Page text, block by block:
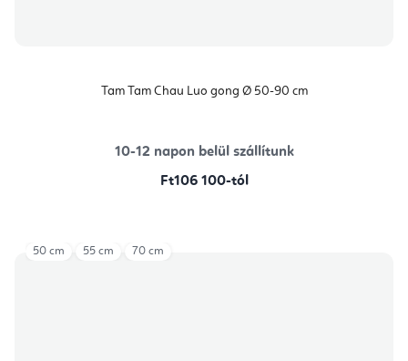
Tam Tam Chau Luo gong Ø 50-90 cm
10-12 napon belül szállítunk
Ft106 100-tól
50 cm 55 cm 70 cm